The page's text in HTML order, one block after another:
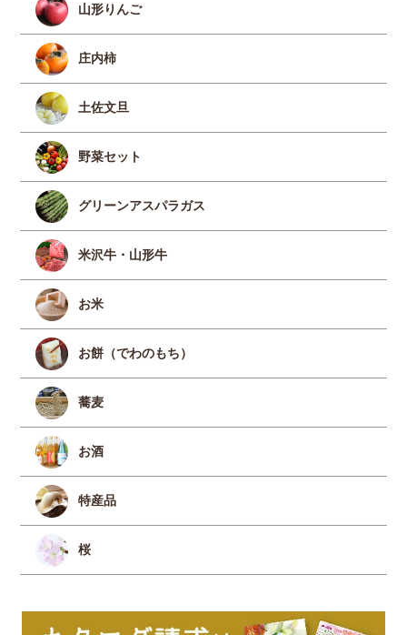
山形りんご
庄内柿
土佐文旦
野菜セット
グリーンアスパラガス
米沢牛・山形牛
お米
お餅（でわのもち）
蕎麦
お酒
特産品
桜